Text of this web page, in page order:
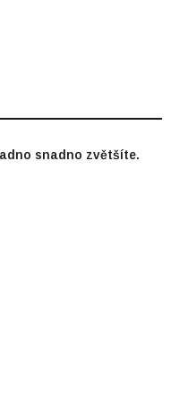
snadno zvětšíte.